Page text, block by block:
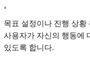
◦
목표 설정이나 진행 상황
사용자가 자신의 행동에
있도록 합니다.